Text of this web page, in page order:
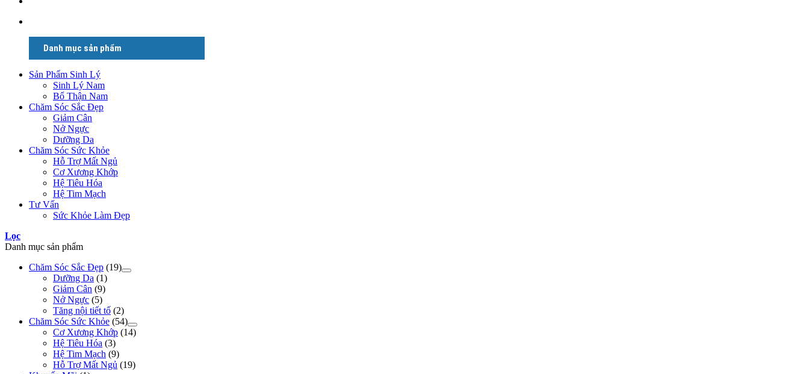
Danh mục sản phẩm
Sản Phẩm Sinh Lý
Sinh Lý Nam
Bổ Thận Nam
Chăm Sóc Sắc Đẹp
Giảm Cân
Nở Ngực
Dưỡng Da
Chăm Sóc Sức Khỏe
Hỗ Trợ Mất Ngủ
Cơ Xương Khớp
Hệ Tiêu Hóa
Hệ Tim Mạch
Tư Vấn
Sức Khỏe Làm Đẹp
Lọc
Danh mục sản phẩm
Chăm Sóc Sắc Đẹp (19)
Dưỡng Da (1)
Giảm Cân (9)
Nở Ngực (5)
Tăng nội tiết tố (2)
Chăm Sóc Sức Khỏe (54)
Cơ Xương Khớp (14)
Hệ Tiêu Hóa (3)
Hệ Tim Mạch (9)
Hỗ Trợ Mất Ngủ (19)